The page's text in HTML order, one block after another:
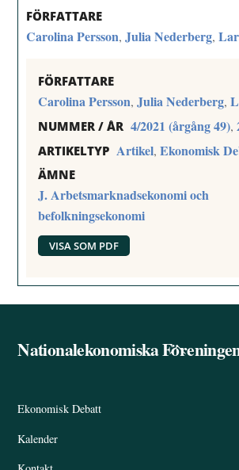
FÖRFATTARE
Carolina Persson,Julia Nederberg,
FÖRFATTARE
Carolina Persson,Julia Nederberg,
NUMMER / ÅR 4/2021 (årgång 49),
ARTIKELTYP Artikel,Ekonomisk
ÄMNE
J. Arbetsmarknadsekonomi och
befolkningsekonomi
VISA SOM PDF
Back
Nationalekonomiska
Ekonomisk Debatt
Kalender